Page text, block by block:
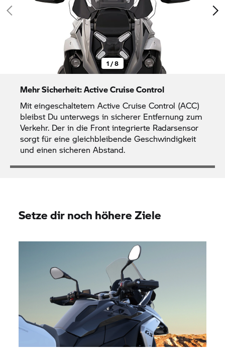
1 / 8
Mehr Sicherheit: Active Cruise Control
Mit eingeschaltetem Active Cruise Control (ACC)
bleibst Du unterwegs in sicherer Entfernung zum
Verkehr. Der in die Front integrierte Radarsensor
sorgt für eine gleichbleibende Geschwindigkeit
und einen sicheren Abstand.
Setze dir noch höhere Ziele